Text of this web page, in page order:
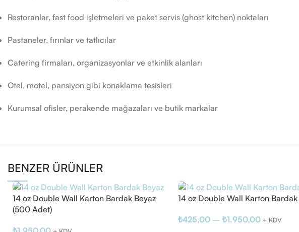
Restoranlar, fast food işletmeleri ve paket servis (ghost kitchen) noktaları
Pastaneler, fırınlar ve tatlıcılar
Catering firmaları, organizasyonlar ve etkinlik alanları
Otel, motel, pansiyon gibi konaklama tesisleri
Kurumsal ofisler, perakende mağazaları ve butik markalar
BENZER ÜRÜNLER
14 oz Double Wall Karton Bardak Beyaz
(500 Adet)
14 oz Double Wall Karton
₺425,00 –₺1.950,00 + KDV